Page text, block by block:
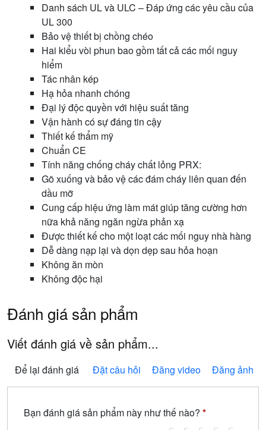
Danh sách UL và ULC – Đáp ứng các yêu cầu của
UL 300
Bảo vệ thiết bị chồng chéo
Hai kiểu vòi phun bao gồm tất cả các mối nguy
hiểm
Tác nhân kép
Hạ hỏa nhanh chóng
Đại lý độc quyền với hiệu suất tăng
Vận hành có sự đáng tin cậy
Thiết kế thẩm mỹ
Chuẩn CE
Tính năng chống cháy chất lỏng PRX:
Gõ xuống và bảo vệ các đám cháy liên quan đến
dầu mỡ
Cung cấp hiệu ứng làm mát giúp tăng cường hơn
nữa khả năng ngăn ngừa phản xạ
Được thiết kế cho một loạt các mối nguy nhà hàng
Dễ dàng nạp lại và dọn dẹp sau hỏa hoạn
Không ăn mòn
Không độc hại
Đánh giá sản phẩm
Viết đánh giá về sản phẩm...
Để lại đánh giá Đặt câu hỏi Đăng video Đăng ảnh
Bạn đánh giá sản phẩm này như thế nào? *